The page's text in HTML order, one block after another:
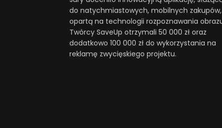
do natychmiastowych, mobilnych zakupów,
opartą na technologii rozpoznawania
Twórcy SaveUp otrzymali 50 000 zł oraz
dodatkowo 100 000 zł do wykorzystania na
reklamę zwycięskiego projektu.